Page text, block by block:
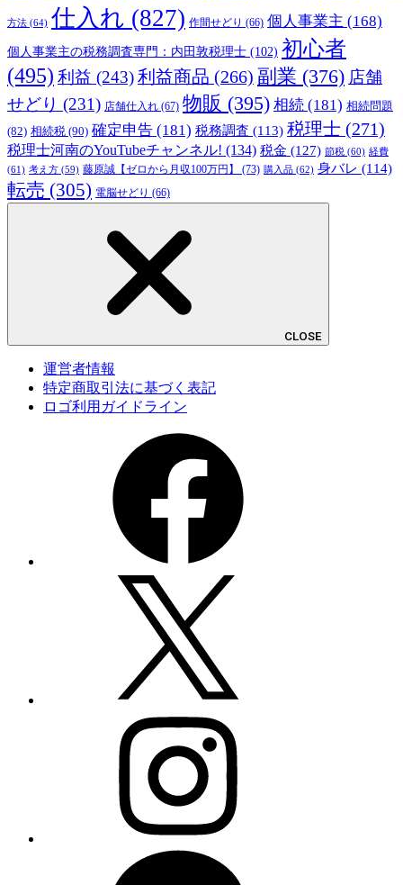
方法 (64) 仕入れ (827) 作間せどり (66) 個人事業主 (168)
個人事業主の税務調査専門：内田敦税理士 (102) 初心者
(495) 利益 (243)利益商品 (266) 副業 (376) 店舗
せどり (231) 店舗仕入れ (67) 物販 (395) 相続 (181) 相続問題
(82) 相続税 (90) 確定申告 (181) 税務調査 (113) 税理士 (271)
税理士河南のYouTubeチャンネル! (134) 税金 (127) 節税 (60) 経費
(61) 考え方 (59) 藤原誠【ゼロから月収100万円】 (73) 購入品 (62) 身バレ (114)
転売 (305) 電脳せどり (66)
CLOSE
運営者情報
特定商取引法に基づく表記
ロゴ利用ガイドライン